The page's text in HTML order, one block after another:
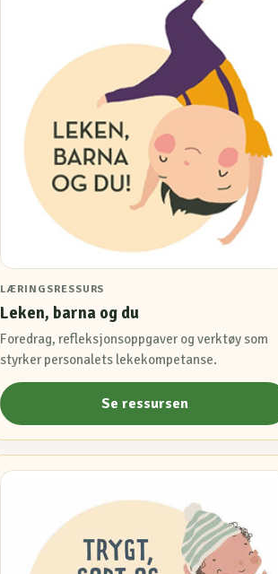
LÆRINGSRESSURS
Leken, barna og du
Foredrag, refleksjonsoppgaver og verktøy som
styrker personalets lekekompetanse.
Se ressursen